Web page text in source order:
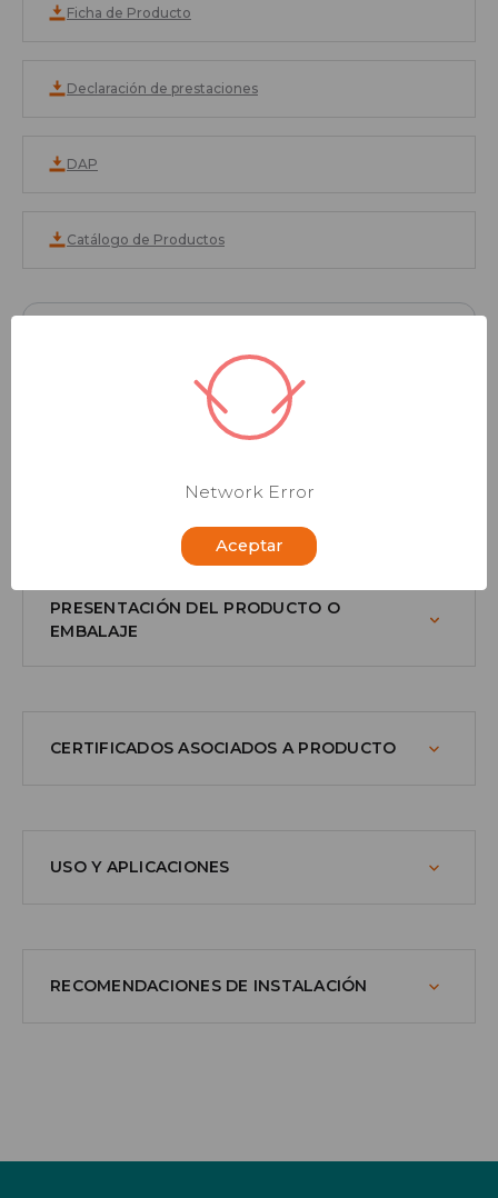
Ficha de Producto
Declaración de prestaciones
DAP
Catálogo de Productos
INFORMACIÓN DEL PRODUCTO
PRESENTACIÓN DEL PRODUCTO O
EMBALAJE
CERTIFICADOS ASOCIADOS A PRODUCTO
USO Y APLICACIONES
RECOMENDACIONES DE INSTALACIÓN
Network Error
Aceptar